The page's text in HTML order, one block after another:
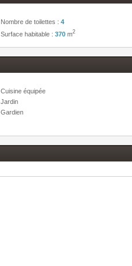
Nombre de toilettes : 4
Surface habitable : 370 m2
Cuisine équipée
Jardin
Gardien